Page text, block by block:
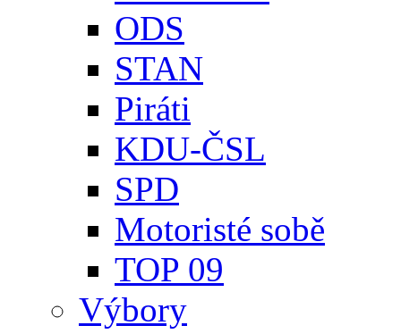
ODS
STAN
Piráti
KDU-ČSL
SPD
Motoristé sobě
TOP 09
Výbory